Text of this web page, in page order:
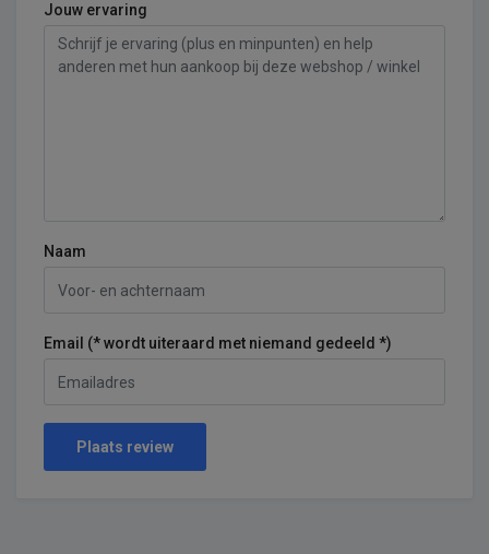
Jouw ervaring
Naam
Email (* wordt uiteraard met niemand gedeeld *)
Plaats review